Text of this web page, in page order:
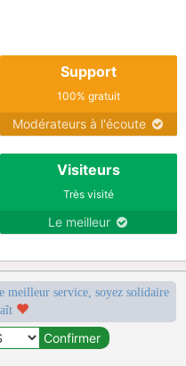
Support
100% gratuit
Modérateurs à l'écoute
Visiteurs
Très visité
Le meilleur
service, soyez solidaire